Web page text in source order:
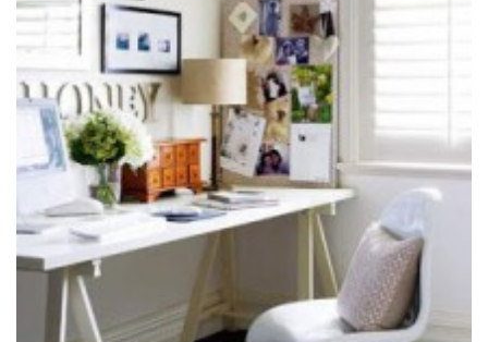
NO COMMENT
Leave a reply
O seu endereço de e-mail não será publicado.
Campos
obrigatórios são marcados com